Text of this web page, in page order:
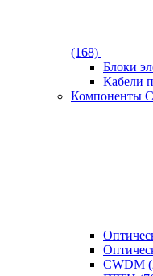
(168)
Блоки
Кабели
Компоненты
CWDM